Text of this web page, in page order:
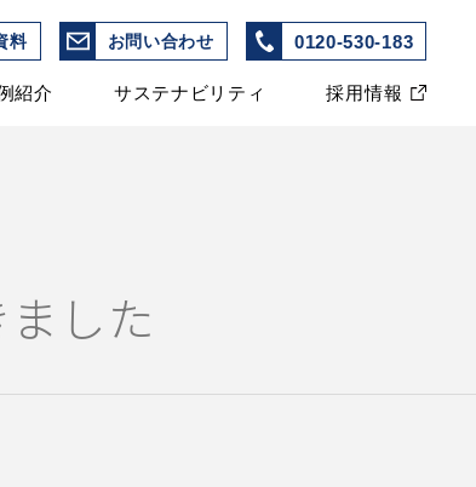
料 お問い合わせ 0120-530-183
紹介 サステナビリティ 採用情報
した